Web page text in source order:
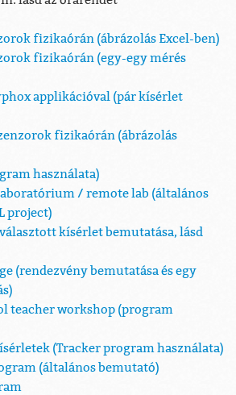
fizikaórán (ábrázolás Excel-ben)
fizikaórán (egy-egy mérés
applikációval (pár kísérlet
fizikaórán (ábrázolás
használata)
/ remote lab (általános
project)
kísérlet bemutatása, lásd
(rendezvény bemutatása és egy
teacher workshop (program
(Tracker program használata)
(általános bemutató)